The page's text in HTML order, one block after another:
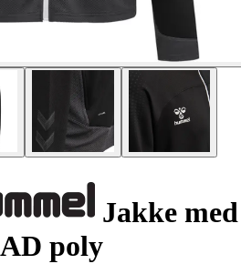
Jakke med
poly